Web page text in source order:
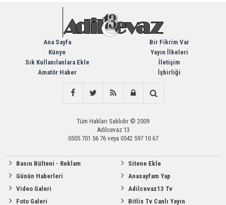
Ana Sayfa
Künye
Sık Kullanılanlara Ekle
Amatör Haber
Bir Fikrim Var
Yayın İlkeleri
İletişim
İşbirliği
Tüm Hakları Saklıdır © 2009
Adilcevaz 13
0505 701 56 76 veya 0542 597 10 67
Basın Bülteni - Reklam
Günün Haberleri
Video Galeri
Foto Galeri
Sitene Ekle
Anasayfam Yap
Adilcevaz13 Tv
Bitlis Tv Canlı Yayın